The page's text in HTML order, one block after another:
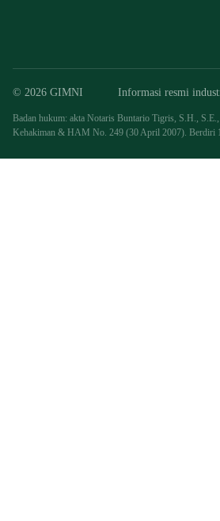
© 2026 GIMNI Informasi resmi
Badan hukum: akta Notaris Buntario Tigris, S.H.,
Kehakiman & HAM No. 249 (30 April 2007). Berdiri